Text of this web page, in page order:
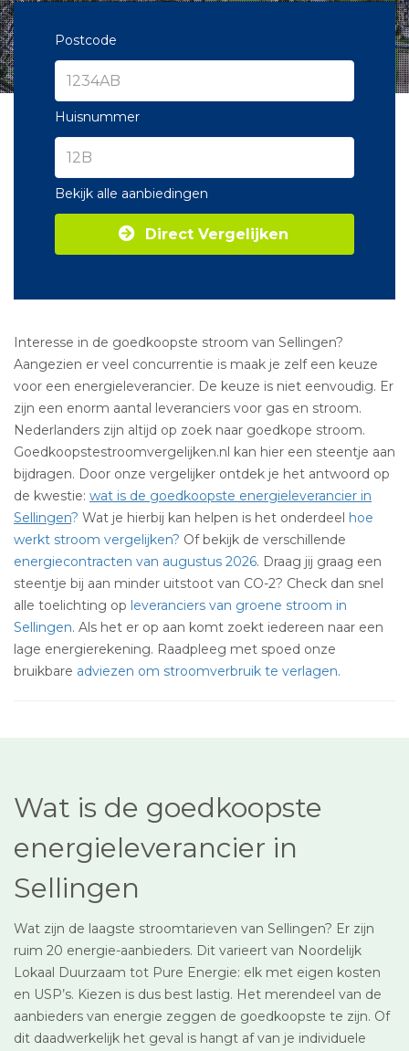
Postcode
Huisnummer
Bekijk alle aanbiedingen
Direct Vergelijken
Interesse in de goedkoopste stroom van Sellingen?
Aangezien er veel concurrentie is maak je zelf een keuze
voor een energieleverancier. De keuze is niet eenvoudig. Er
zijn een enorm aantal leveranciers voor gas en stroom.
Nederlanders zijn altijd op zoek naar goedkope stroom.
Goedkoopstestroomvergelijken.nl kan hier een steentje aan
bijdragen. Door onze vergelijker ontdek je het antwoord op
de kwestie: wat is de goedkoopste energieleverancier in
Sellingen? Wat je hierbij kan helpen is het onderdeel hoe
werkt stroom vergelijken? Of bekijk de verschillende
energiecontracten van augustus 2026. Draag jij graag een
steentje bij aan minder uitstoot van CO-2? Check dan snel
alle toelichting op leveranciers van groene stroom in
Sellingen. Als het er op aan komt zoekt iedereen naar een
lage energierekening. Raadpleeg met spoed onze
bruikbare adviezen om stroomverbruik te verlagen.
Wat is de goedkoopste
energieleverancier in
Sellingen
Wat zijn de laagste stroomtarieven van Sellingen? Er zijn
ruim 20 energie-aanbieders. Dit varieert van Noordelijk
Lokaal Duurzaam tot Pure Energie: elk met eigen kosten
en USP’s. Kiezen is dus best lastig. Het merendeel van de
aanbieders van energie zeggen de goedkoopste te zijn. Of
dit daadwerkelijk het geval is hangt af van je individuele